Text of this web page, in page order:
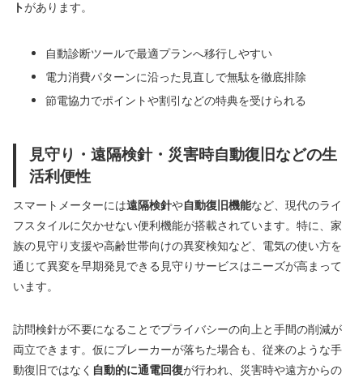
トがあります。
自動診断ツールで最適プランへ移行しやすい
電力消費パターンに沿った見直しで無駄を徹底排除
節電協力でポイントや割引などの特典を受けられる
見守り・遠隔検針・災害時自動復旧などの生
活利便性
スマートメーターには遠隔検針や自動復旧機能など、現代のライ
フスタイルに欠かせない便利機能が搭載されています。特に、家
族の見守り支援や高齢世帯向けの異変検知など、電気の使い方を
通じて異変を早期発見できる見守りサービスはニーズが高まって
います。
訪問検針が不要になることでプライバシーの向上と手間の削減が
両立できます。仮にブレーカーが落ちた場合も、従来のような手
動復旧ではなく 自動的に通電回復が行われ、災害時や遠方からの